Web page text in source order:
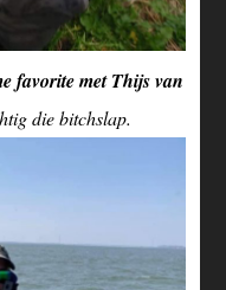
favorite met Thijs van
die bitchslap.